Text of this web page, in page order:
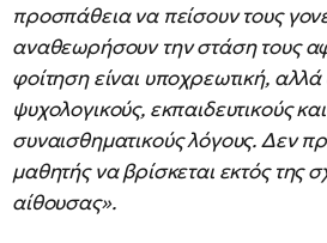
προσπάθεια να πείσουν τους
αναθεωρήσουν την στάση τους
φοίτηση είναι υποχρεωτική,
ψυχολογικούς, εκπαιδευτικούς και
συναισθηματικούς λόγους. Δεν
μαθητής να βρίσκεται εκτός της
αίθουσας».